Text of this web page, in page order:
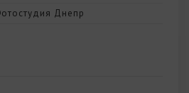
Днепр